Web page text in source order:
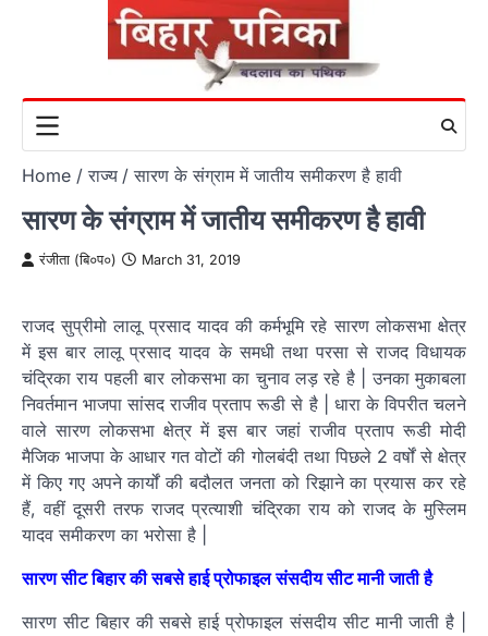
Home राज्य सारण के संग्राम में जातीय समीकरण है हावी
सारण के संग्राम में जातीय समीकरण है हावी
रंजीता (बि०प०) March 31, 2019
राजद सुप्रीमो लालू प्रसाद यादव की कर्मभूमि रहे सारण लोकसभा क्षेत्र
में इस बार लालू प्रसाद यादव के समधी तथा परसा से राजद विधायक
चंद्रिका राय पहली बार लोकसभा का चुनाव लड़ रहे है | उनका मुकाबला
निवर्तमान भाजपा सांसद राजीव प्रताप रूडी से है | धारा के विपरीत चलने
वाले सारण लोकसभा क्षेत्र में इस बार जहां राजीव प्रताप रूडी मोदी
मैजिक भाजपा के आधार गत वोटों की गोलबंदी तथा पिछले 2 वर्षों से क्षेत्र
में किए गए अपने कार्यों की बदौलत जनता को रिझाने का प्रयास कर रहे
हैं, वहीं दूसरी तरफ राजद प्रत्याशी चंद्रिका राय को राजद के मुस्लिम
यादव समीकरण का भरोसा है |
सारण सीट बिहार की सबसे हाई प्रोफाइल संसदीय सीट मानी जाती है
सारण सीट बिहार की सबसे हाई प्रोफाइल संसदीय सीट मानी जाती है |